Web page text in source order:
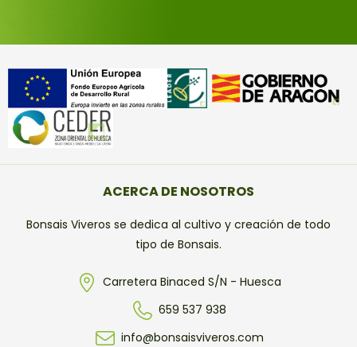
ACERCA DE NOSOTROS
Bonsais Viveros se dedica al cultivo y creación de todo
tipo de Bonsais.
Carretera Binaced S/N - Huesca
659 537 938
info@bonsaisviveros.com